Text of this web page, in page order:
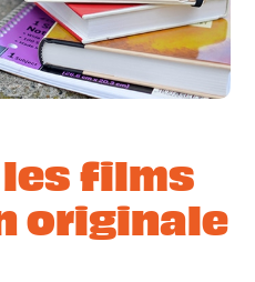
films
originale